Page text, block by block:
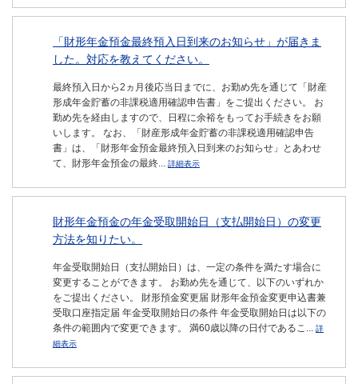
「財形年金預金最終預入日到来のお知らせ」が届きま
した。対応を教えてください。
最終預入日から2ヵ月後応当日までに、お勤め先を通じて「財産
形成年金貯蓄の非課税適用確認申告書」をご提出ください。 お
勤め先を経由しますので、日程に余裕をもってお手続きをお願
いします。 なお、「財産形成年金貯蓄の非課税適用確認申告
書」は、「財形年金預金最終預入日到来のお知らせ」とあわせ
て、財形年金預金の最終... 詳細表示
財形年金預金の年金受取開始日（支払開始日）の変更
方法を知りたい。
年金受取開始日（支払開始日）は、一定の条件を満たす場合に
変更することができます。 お勤め先を通じて、以下のいずれか
をご提出ください。 財形預金変更届 財形年金預金変更申込書兼
受取口座指定届 年金受取開始日の条件 年金受取開始日は以下の
条件の範囲内で変更できます。 満60歳以降の日付であるこ... 詳
細表示